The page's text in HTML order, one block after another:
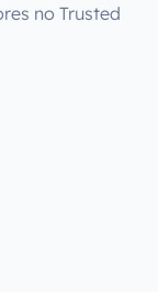
no Trusted